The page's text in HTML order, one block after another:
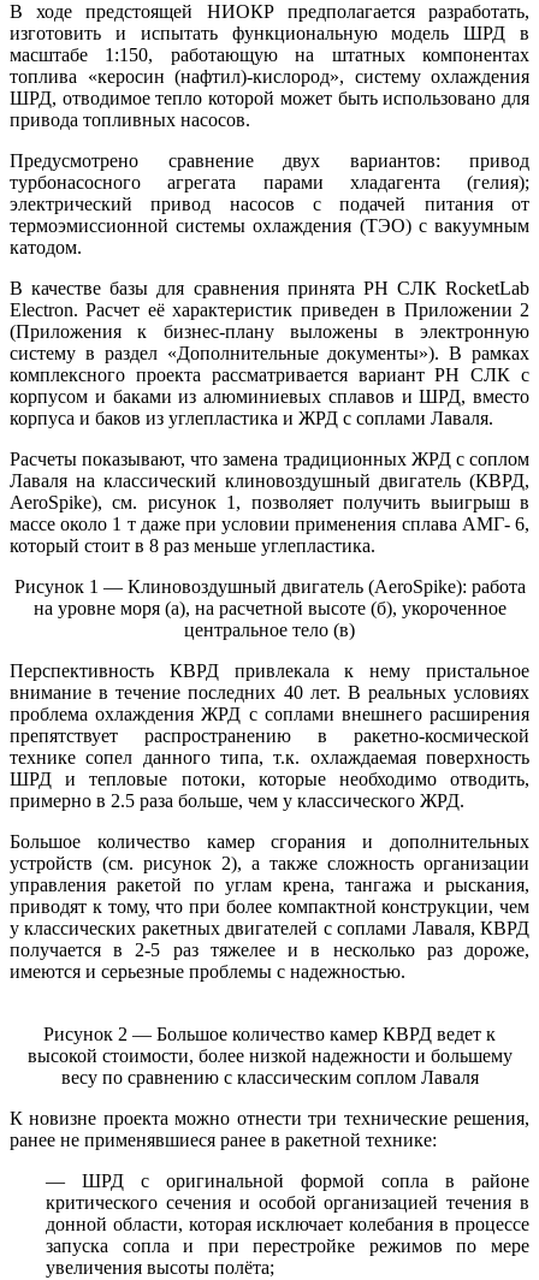
В ходе предстоящей НИОКР предполагается разработать,
изготовить и испытать функциональную модель ШРД в
масштабе 1:150, работающую на штатных компонентах
топлива «керосин (нафтил)-кислород», систему охлаждения
ШРД, отводимое тепло которой может быть использовано для
привода топливных насосов.
Предусмотрено сравнение двух вариантов: привод
турбонасосного агрегата парами хладагента (гелия);
электрический привод насосов с подачей питания от
термоэмиссионной системы охлаждения (ТЭО) с вакуумным
катодом.
В качестве базы для сравнения принята РН СЛК RocketLab
Electron. Расчет её характеристик приведен в Приложении 2
(Приложения к бизнес-плану выложены в электронную
систему в раздел «Дополнительные документы»). В рамках
комплексного проекта рассматривается вариант РН СЛК с
корпусом и баками из алюминиевых сплавов и ШРД, вместо
корпуса и баков из углепластика и ЖРД с соплами Лаваля.
Расчеты показывают, что замена традиционных ЖРД с соплом
Лаваля на классический клиновоздушный двигатель (КВРД,
AeroSpike), см. рисунок 1, позволяет получить выигрыш в
массе около 1 т даже при условии применения сплава АМГ- 6,
который стоит в 8 раз меньше углепластика.
Рисунок 1 — Клиновоздушный двигатель (AeroSpike): работа
на уровне моря (а), на расчетной высоте (б), укороченное
центральное тело (в)
Перспективность КВРД привлекала к нему пристальное
внимание в течение последних 40 лет. В реальных условиях
проблема охлаждения ЖРД с соплами внешнего расширения
препятствует распространению в ракетно-космической
технике сопел данного типа, т.к. охлаждаемая поверхность
ШРД и тепловые потоки, которые необходимо отводить,
примерно в 2.5 раза больше, чем у классического ЖРД.
Большое количество камер сгорания и дополнительных
устройств (см. рисунок 2), а также сложность организации
управления ракетой по углам крена, тангажа и рыскания,
приводят к тому, что при более компактной конструкции, чем
у классических ракетных двигателей с соплами Лаваля, КВРД
получается в 2-5 раз тяжелее и в несколько раз дороже,
имеются и серьезные проблемы с надежностью.
Рисунок 2 — Большое количество камер КВРД ведет к
высокой стоимости, более низкой надежности и большему
весу по сравнению с классическим соплом Лаваля
К новизне проекта можно отнести три технические решения,
ранее не применявшиеся ранее в ракетной технике:
— ШРД с оригинальной формой сопла в районе
критического сечения и особой организацией течения в
донной области, которая исключает колебания в процессе
запуска сопла и при перестройке режимов по мере
увеличения высоты полёта;